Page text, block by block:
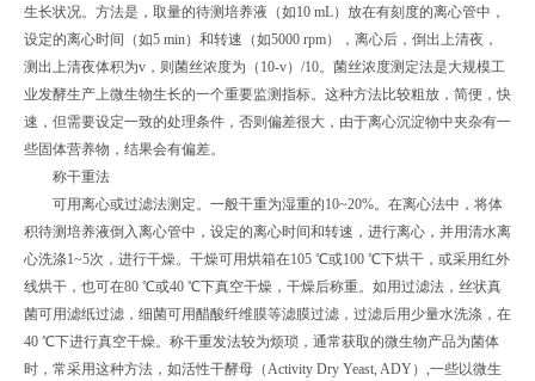
生长状况。方法是，取量的待测培养液（如10 mL）放在有刻度的离心管中，
设定的离心时间（如5 min）和转速（如5000 rpm），离心后，倒出上清夜，
测出上清夜体积为v，则菌丝浓度为（10-v）/10。菌丝浓度测定法是大规模工
业发酵生产上微生物生长的一个重要监测指标。这种方法比较粗放，简便，快
速，但需要设定一致的处理条件，否则偏差很大，由于离心沉淀物中夹杂有一
些固体营养物，结果会有偏差。
称干重法
可用离心或过滤法测定。一般干重为湿重的10~20%。在离心法中，将体
积待测培养液倒入离心管中，设定的离心时间和转速，进行离心，并用清水离
心洗涤1~5次，进行干燥。干燥可用烘箱在105 ℃或100 ℃下烘干，或采用红外
线烘干，也可在80 ℃或40 ℃下真空干燥，干燥后称重。如用过滤法，丝状真
菌可用滤纸过滤，细菌可用醋酸纤维膜等滤膜过滤，过滤后用少量水洗涤，在
40 ℃下进行真空干燥。称干重发法较为烦琐，通常获取的微生物产品为菌体
时，常采用这种方法，如活性干酵母（Activity Dry Yeast, ADY）,一些以微生